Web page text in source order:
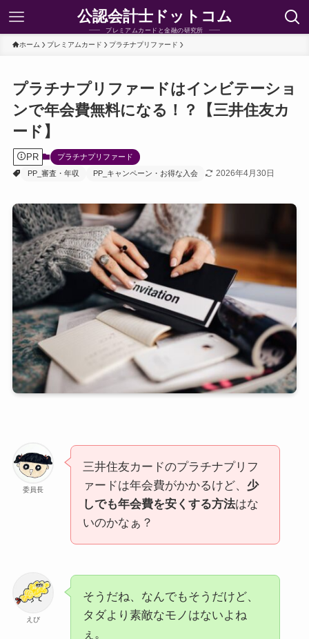
公認会計士ドットコム
プレミアムカードと金融の研究所
ホーム プレミアムカード プラチナプリファード
プラチナプリファードはインビテーショ
ンで年会費無料になる！？【三井住友カ
ード】
PR
プラチナプリファード
PP_審査・年収
PP_キャンペーン・お得な入会 2026年4月30日
委員長
三井住友カードのプラチナプリフ
ァードは年会費がかかるけど、 少
しでも年会費を安くする方法はな
いのかなぁ？
えび
そうだね、なんでもそうだけど、
タダより素敵なモノはないよね
ぇ。